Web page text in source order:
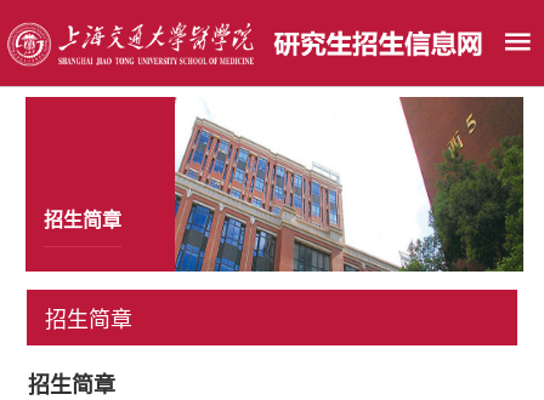
招生简章
招生简章
招生简章